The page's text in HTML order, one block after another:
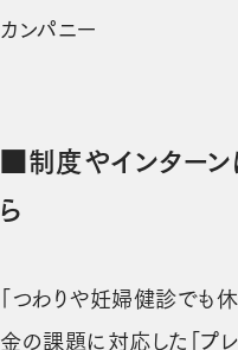
カンパニー
■制度やインター
ら
「つわりや妊婦健診でも
金の課題に対応した「プ